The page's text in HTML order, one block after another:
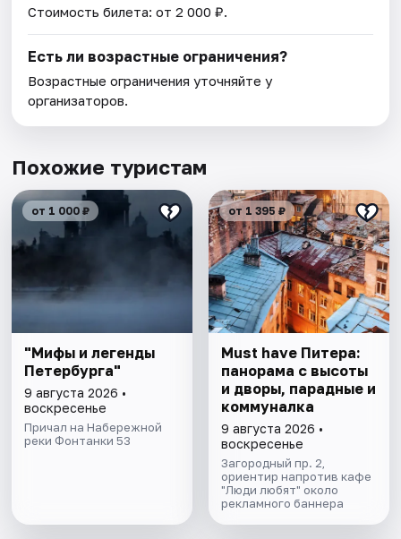
Стоимость билета: от 2 000 ₽.
Есть ли возрастные ограничения?
Возрастные ограничения уточняйте у
организаторов.
Похожие туристам
от 1 000 ₽
"Мифы и легенды
Петербурга"
9 августа 2026 •
воскресенье
Причал на Набережной
реки Фонтанки 53
от 1 395 ₽
Must have Питера:
панорама с высоты
и дворы, парадные и
коммуналка
9 августа 2026 •
воскресенье
Загородный пр. 2,
ориентир напротив кафе
"Люди любят" около
рекламного баннера